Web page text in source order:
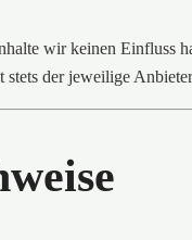
wir keinen Einfluss
der jeweilige